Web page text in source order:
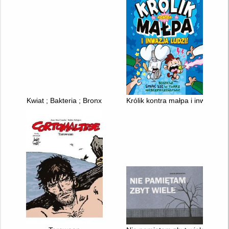
Kwiat ; Bakteria ; Bronx Królik kontra małpa i inwazja